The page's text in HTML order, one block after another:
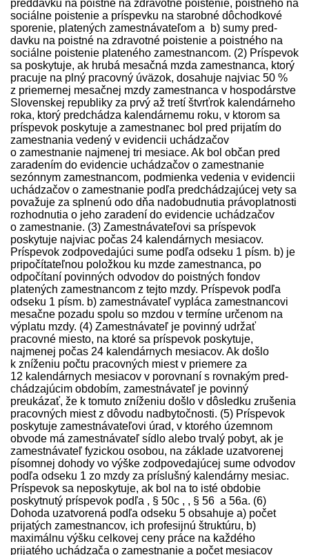
pred­davku na poistné na zdravotné poistenie, poistného na
sociálne poistenie a príspevku na starobné dôchodkové
sporenie, platených zamest­návateľom a b) sumy pred­
davku na poistné na zdravotné poistenie a poistného na
sociálne poistenie plateného zamestnancom. (2) Príspevok
sa poskytuje, ak hrubá mesačná mzda zamestnanca, ktorý
pracuje na plný pracovný úväzok, dosahuje najviac 50 %
z priemernej mesačnej mzdy zamestnanca v hospodárstve
Slovenskej republiky za prvý až tretí štvrťrok kalendárneho
roka, ktorý pred­chádza kalendárnemu roku, v ktorom sa
príspevok poskytuje a zamestnanec bol pred prijatím do
zamestnania vedený v evidencii uchádzačov
o zamestnanie najmenej tri mesiace. Ak bol občan pred
zaradením do evidencie uchádzačov o zamestnanie
sezónnym zamestnancom, podmienka vedenia v evidencii
uchádzačov o zamestnanie podľa pred­chádzajúcej vety sa
považuje za splnenú odo dňa nadobudnutia právoplatnosti
rozhodnutia o jeho zaradení do evidencie uchádzačov
o zamestnanie. (3) Zamest­návateľovi sa príspevok
poskytuje najviac počas 24 kalendárnych mesiacov.
Príspevok zodpovedajúci sume podľa odseku 1 písm. b) je
pripočítateľnou položkou ku mzde zamestnanca, po
odpočítaní povinných odvodov do poistných fondov
platených zamestnancom z tejto mzdy. Príspevok podľa
odseku 1 písm. b) zamest­návateľ vypláca zamestnancovi
mesačne pozadu spolu so mzdou v termíne určenom na
výplatu mzdy. (4) Zamest­návateľ je povinný udržať
pracovné miesto, na ktoré sa príspevok poskytuje,
najmenej počas 24 kalendárnych mesiacov. Ak došlo
k zníženiu počtu pracovných miest v priemere za
12 kalendárnych mesiacov v porovnaní s rovnakým pred­
chádzajúcim obdobím, zamest­návateľ je povinný
preukázať, že k tomuto zníženiu došlo v dôsledku zrušenia
pracovných miest z dôvodu nadbytočnosti. (5) Príspevok
poskytuje zamest­návateľovi úrad, v ktorého územnom
obvode má zamest­návateľ sídlo alebo trvalý pobyt, ak je
zamest­návateľ fyzickou osobou, na základe uzatvorenej
písomnej dohody vo výške zodpovedajúcej sume odvodov
podľa odseku 1 zo mzdy za príslušný kalendárny mesiac.
Príspevok sa neposkytuje, ak bol na to isté obdobie
poskytnutý príspevok podľa , § 50c , , § 56 a 56a. (6)
Dohoda uzatvorená podľa odseku 5 obsahuje a) počet
prijatých zamestnancov, ich profesijnú štruktúru, b)
maximálnu výšku celkovej ceny práce na každého
prijatého uchádzača o zamestnanie a počet mesiacov